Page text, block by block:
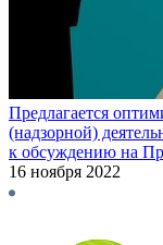
Предлагается
(надзорной)
к обсуждению на
16 ноября 2022